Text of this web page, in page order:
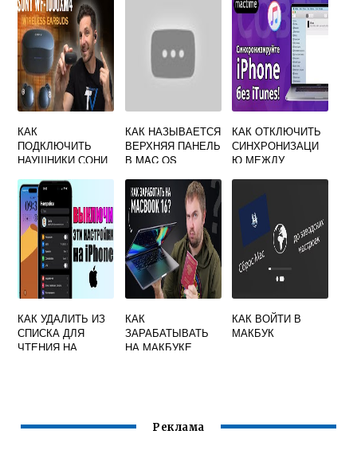
КАК
ПОДКЛЮЧИТЬ
НАУШНИКИ СОНИ
КАК НАЗЫВАЕТСЯ
ВЕРХНЯЯ ПАНЕЛЬ
В MAC OS
КАК ОТКЛЮЧИТЬ
СИНХРОНИЗАЦИ
Ю МЕЖДУ
КАК УДАЛИТЬ ИЗ
СПИСКА ДЛЯ
ЧТЕНИЯ НА
КАК
ЗАРАБАТЫВАТЬ
НА МАКБУКЕ
КАК ВОЙТИ В
МАКБУК
Реклама